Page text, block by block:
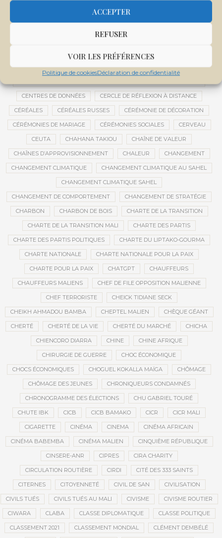
ACCEPTER
REFUSER
VOIR LES PRÉFÉRENCES
Politique de cookiesDéclaration de confidentialité
CENTRALE SOLAIRE DE SANANKOROBA
CENTRE D'INTELLIGENCE ARTIFICIELLE
CENTRE DE SANTÉ COMMUNAUTAIRE
CENTRE INTERNATIONAL DE CONFÉRENCES DE BAMAKO
CENTRE MALI
CENTRES DE DONNÉES CERCLE DE RÉFLEXION À DISTANCE
CÉRÉALES CÉRÉALES RUSSES CÉRÉMONIE DE DÉCORATION
CÉRÉMONIES DE MARIAGE CÉRÉMONIES SOCIALES CERVEAU
CEUTA CHAHANA TAKIOU CHAÎNE DE VALEUR
CHAÎNES D’APPROVISIONNEMENT CHALEUR CHANGEMENT
CHANGEMENT CLIMATIQUE CHANGEMENT CLIMATIQUE AU SAHEL
CHANGEMENT CLIMATIQUE SAHEL
CHANGEMENT DE COMPORTEMENT CHANGEMENT DE STRATÉGIE
CHARBON CHARBON DE BOIS CHARTE DE LA TRANSITION
CHARTE DE LA TRANSITION MALI CHARTE DES PARTIS
CHARTE DES PARTIS POLITIQUES CHARTE DU LIPTAKO-GOURMA
CHARTE NATIONALE CHARTE NATIONALE POUR LA PAIX
CHARTE POUR LA PAIX CHATGPT CHAUFFEURS
CHAUFFEURS MALIENS CHEF DE FILE OPPOSITION MALIENNE
CHEF TERRORISTE CHEICK TIDIANE SECK
CHEIKH AHMADOU BAMBA CHEPTEL MALIEN CHÈQUE GÉANT
CHERTÉ CHERTÉ DE LA VIE CHERTÉ DU MARCHÉ CHICHA
CHIENCORO DIARRA CHINE CHINE AFRIQUE
CHIRURGIE DE GUERRE CHOC ÉCONOMIQUE
CHOCS ÉCONOMIQUES CHOGUEL KOKALLA MAÏGA CHÔMAGE
CHÔMAGE DES JEUNES CHRONIQUEURS CONDAMNÉS
CHRONOGRAMME DES ÉLECTIONS CHU GABRIEL TOURÉ
CHUTE IBK CICB CICB BAMAKO CICR CICR MALI
CIGARETTE CINÉMA CINEMA CINÉMA AFRICAIN
CINÉMA BABEMBA CINÉMA MALIEN CINQUIÈME RÉPUBLIQUE
CINSERE-ANR CIPRES CIRA CHARITY
CIRCULATION ROUTIÈRE CIRDI CITÉ DES 333 SAINTS
CITERNES CITOYENNETÉ CIVIL DE SAN CIVILISATION
CIVILS TUÉS CIVILS TUÉS AU MALI CIVISME CIVISME ROUTIER
CIWARA CLABA CLASSE DIPLOMATIQUE CLASSE POLITIQUE
CLASSEMENT 2021 CLASSEMENT MONDIAL CLÉMENT DEMBÉLÉ